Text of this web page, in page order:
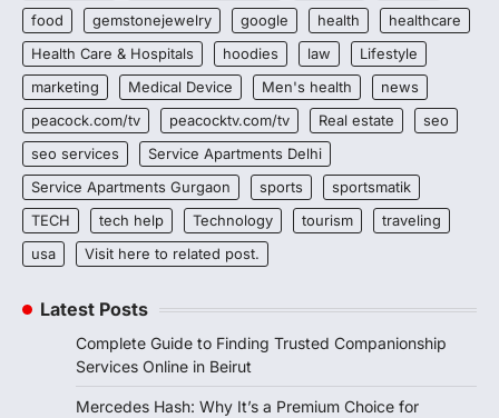
food
gemstonejewelry google health
healthcare
Health Care & Hospitals
hoodies law
Lifestyle
marketing
Medical Device Men's health
news
peacock.com/tv
peacocktv.com/tv Real estate
seo
seo services
Service Apartments Delhi
Service Apartments Gurgaon
sports
sportsmatik
TECH
tech help Technology tourism
traveling
usa
Visit here to related post.
Latest Posts
Complete Guide to Finding Trusted Companionship
Services Online in Beirut
Mercedes Hash: Why It’s a Premium Choice for